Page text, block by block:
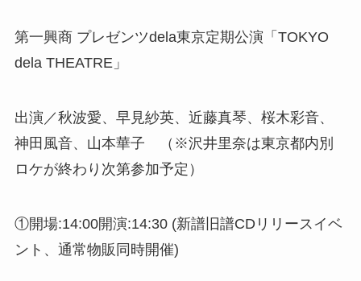
第一興商 プレゼンツdela東京定期公演「TOKYO
dela THEATRE」
出演／秋波愛、早見紗英、近藤真琴、桜木彩音、
神田風音、山本華子 （※沢井里奈は東京都内別
ロケが終わり次第参加予定）
①開場:14:00開演:14:30 (新譜旧譜CDリリースイベ
ント、通常物販同時開催)